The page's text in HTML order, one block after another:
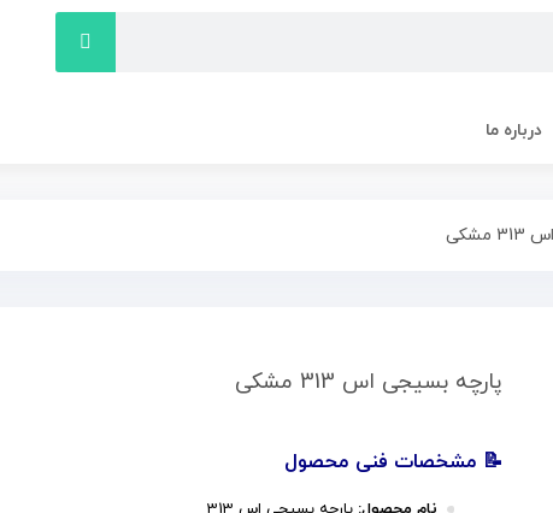
درباره ما
پارچه بسیجی اس 313 مشکی
📝 مشخصات فنی محصول